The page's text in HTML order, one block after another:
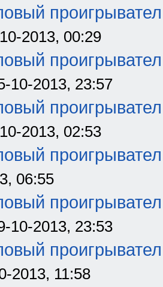
2013, 00:29
10-2013, 23:57
2013, 02:53
06:55
10-2013, 23:53
2013, 11:58